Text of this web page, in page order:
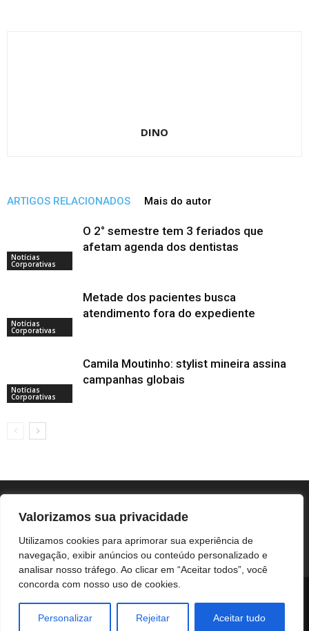
Valorizamos sua privacidade
Utilizamos cookies para aprimorar sua experiência de
navegação, exibir anúncios ou conteúdo personalizado e
analisar nosso tráfego. Ao clicar em “Aceitar todos”, você
concorda com nosso uso de cookies.
Personalizar Rejeitar Aceitar tudo
DINO
ARTIGOS RELACIONADOS Mais do autor
Notícias
Corporativas
O 2° semestre tem 3 feriados que
afetam agenda dos dentistas
Notícias
Corporativas
Metade dos pacientes busca
atendimento fora do expediente
Notícias
Corporativas
Camila Moutinho: stylist mineira assina
campanhas globais
NOTÍCIAS CORPORATIVAS